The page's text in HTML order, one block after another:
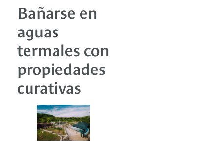
Bañarse en
aguas
termales con
propiedades
curativas